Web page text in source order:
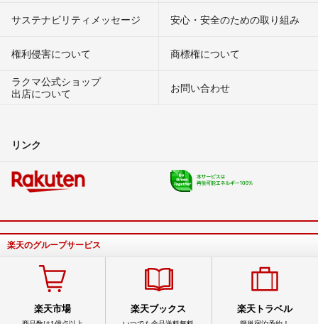
サステナビリティメッセージ 安心・安全のための取り組み
権利侵害について
商標権について
ラクマ公式ショップ
出店について
お問い合わせ
リンク
楽天のグループサービス
楽天市場 楽天ブックス 楽天トラベル